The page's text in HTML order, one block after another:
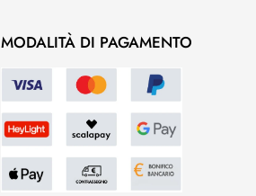
MODALITÀ DI PAGAMENTO